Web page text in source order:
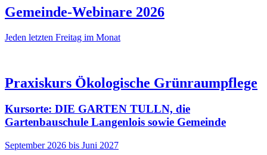
Gemeinde-Webinare 2026
Jeden letzten Freitag im Monat
Praxiskurs Ökologische Grünraumpflege
Kursorte: DIE GARTEN TULLN, die
Gartenbauschule Langenlois sowie Gemeinde
September 2026 bis Juni 2027